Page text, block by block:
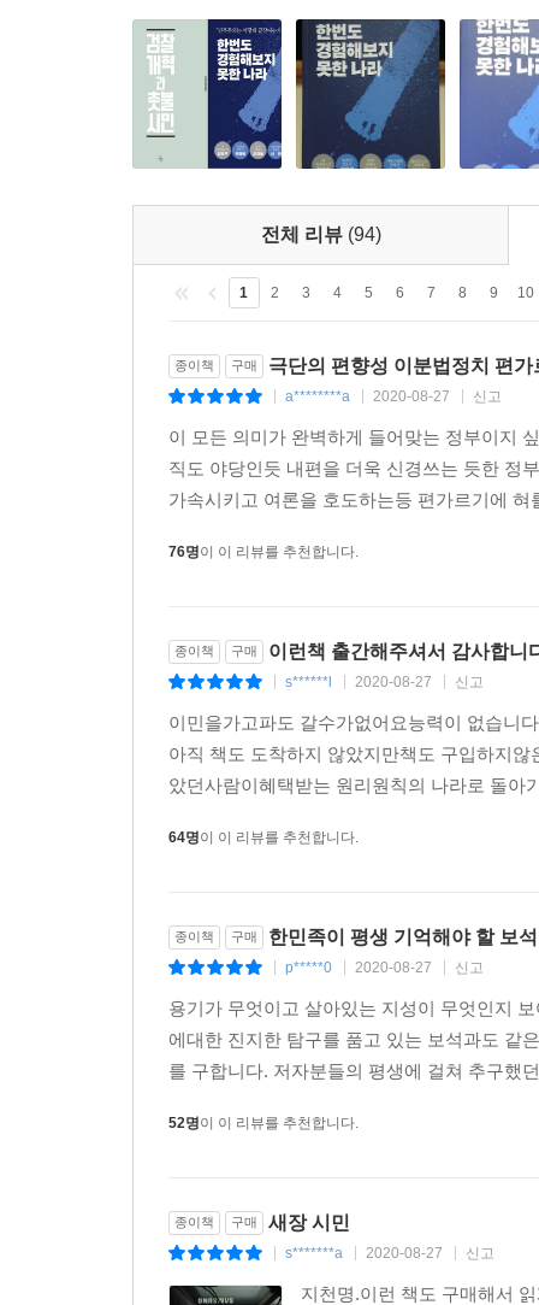
같다. “코링크PE 설립과 운영이나 WFM의 인수
부합하게 이뤄졌으나, ①코링크PE 설립 시나 유
드 40억 원과 블루펀드 14억 원도 조범동이 유치
식을 소유한 바 없으며 공식적인 임직원으로 임
등등의 사정을 종합하면, 조범동은 코링크PE와
총 자본금은 2억 5천만 원이며 조국 가족은 코링
다. 코링크PE의 모든 자금은 조국 일가 자금인
약정 이후에 코링크PE로 납입해야 했음에도 조범
을 가진 약정인 월 860만 원을 전부 지급했기에,
노무현 대통령 서거 이후 친노 정치인과 지지자
기득권 유지, 정권 유지에만 집착하는 것 같아요.
--- p.255~256
비록 허위의식이었다 해도 과거 386은 노동자·
칙이 아니라 아르스 비벤디(arsvivendi), 하나의
한국 사회가 산업사회에서 정보화사회로 넘어간
예요. 바뀌었어요. “당신들, 지금 돈 벌고 있어?”
소비의 주체가 되었습니다. 경제의 토대를 그들
진보 정치의 새로운 리더들이 지금 한국에서 제
책으로 연결해서 실력을 보여줘야 합니다. 그런
--- p.313~315
· 2020년 7월 18일 토요일 오후 1～6시 일곱 번
서민이 참관하였다. 이 대담으로 이 책의 4장, 5장
· 2020년 8월 15일 토요일 오후 1～6시 최종 원고
3. 책은 어떤 내용으로 구성되었는가
『한번도 경험해보지 못한 나라』는 대담집이
전문가 두 명이 대담을 진행하였다. 이런 형식
있었고, 우리가 일상에서 경험하고 있는 ‘이상한
1) 1～3장 - 미디어와 지식인 그리고 팬덤 정치
- 이 책의 1, 2, 3장은 미디어, 지식인, 정치 분야
진중권, 날카로운 정치 풍자 지식인 서민 교수가
여당, 행정부는 물론 유사 매체와 어용 관변 세력
미래 사회의 비전에 대한 토론과 합의는커녕 “
- 서 민 한국 사회도 가짜 뉴스가 판치고 거짓이
- 진중권 오늘날 대중은 자신을 콘텐츠 소비자로 이
- 강양구 지금은 자발적으로 댓글이나 검색어를
생각하잖아요.
- 강양구 일종의 생존 게임인 거죠. “이 권력이 지
- 강양구 이상적인 정치인은 시민을 ‘편드는’
있어요.
- 진중권 아이돌도 아닌 대통령 생일 축하 광고가
- 서 민 팬덤이 대통령을 지키겠다고 나서는 순간,
않은 법리 등으로 경제 전문가나 법조인조차 그
김경율 회계사는 한국 사회의 금융시장이라는
이해하는 핵심적인 문제를 넓고 깊게 들여다볼 수
전체 리뷰 (94)
1 2 3 4 5 6 7 8 9 10
종이책 구매 극단의 편향성 이분법정치 편
a********a 2020-08-27 신고
이 모든 의미가 완벽하게 들어맞는 정부이지
직도 야당인듯 내편을 더욱 신경쓰는 듯한 정
가속시키고 여론을 호도하는등 편가르기에
76명이 이 리뷰를 추천합니다.
종이책 구매 이런책 출간해주셔서 감사합니
s******l 2020-08-27 신고
이민을가고파도 갈수가없어요능력이 없습니
아직 책도 도착하지 않았지만책도 구입하지
았던사람이혜택받는 원리원칙의 나라로 돌
64명이 이 리뷰를 추천합니다.
종이책 구매 한민족이 평생 기억해야 할 보
p*****0 2020-08-27 신고
용기가 무엇이고 살아있는 지성이 무엇인지
에대한 진지한 탐구를 품고 있는 보석과도 같
를 구합니다. 저자분들의 평생에 걸쳐 추구했
52명이 이 리뷰를 추천합니다.
종이책 구매 새장 시민
s*******a 2020-08-27 신고
지천명.이런 책도 구매해서